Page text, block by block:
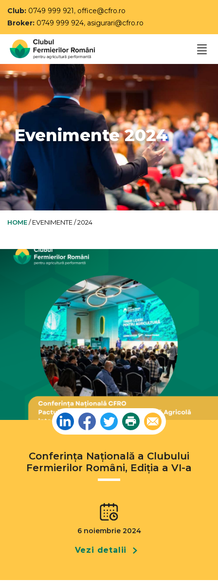
Club: 0749 999 921, office@cfro.ro
Broker: 0749 999 924, asigurari@cfro.ro
Evenimente 2024
HOME/EVENIMENTE /2024
Conferința Națională a Clubului
Fermierilor Români, Ediția a VI-a
6 noiembrie 2024
Vezi detalii
LinkedinFacebook
TwitterPrint Email